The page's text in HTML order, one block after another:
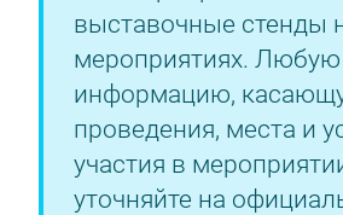
выставочные стенды
мероприятиях. Любую
информацию,
проведения, места и
участия в
уточняйте на